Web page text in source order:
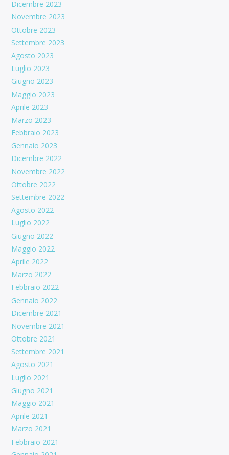
Dicembre 2023
Novembre 2023
Ottobre 2023
Settembre 2023
Agosto 2023
Luglio 2023
Giugno 2023
Maggio 2023
Aprile 2023
Marzo 2023
Febbraio 2023
Gennaio 2023
Dicembre 2022
Novembre 2022
Ottobre 2022
Settembre 2022
Agosto 2022
Luglio 2022
Giugno 2022
Maggio 2022
Aprile 2022
Marzo 2022
Febbraio 2022
Gennaio 2022
Dicembre 2021
Novembre 2021
Ottobre 2021
Settembre 2021
Agosto 2021
Luglio 2021
Giugno 2021
Maggio 2021
Aprile 2021
Marzo 2021
Febbraio 2021